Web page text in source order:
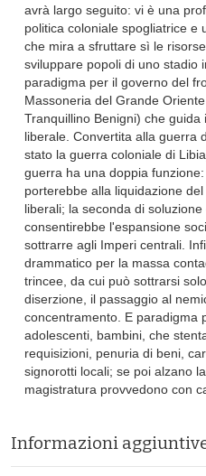
avrà largo seguito: vi è una
politica coloniale spogliatrice e
che mira a sfruttare sì le
sviluppare popoli di uno stadio
paradigma per il governo del
Massoneria del Grande
Tranquillino Benigni) che
liberale. Convertita alla guerra
stato la guerra coloniale di
guerra ha una doppia
porterebbe alla liquidazione
liberali; la seconda di
consentirebbe l'espansione
sottrarre agli Imperi centrali.
drammatico per la massa
trincee, da cui può sottrarsi
diserzione, il passaggio al
concentramento. E paradigma
adolescenti, bambini, che
requisizioni, penuria di beni,
signorotti locali; se poi alzano
magistratura provvedono con
Informazioni